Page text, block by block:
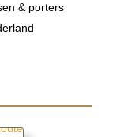
& porters